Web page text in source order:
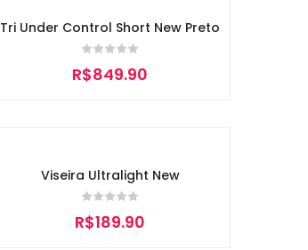
Tri Under Control Short New Preto
R$849.90
Viseira Ultralight New
R$189.90